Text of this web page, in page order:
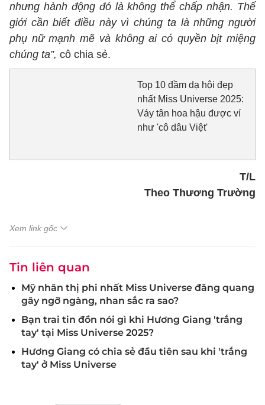
nhưng hành động đó là không thể chấp nhận. Thế
giới cần biết điều này vì chúng ta là những người
phụ nữ mạnh mẽ và không ai có quyền bịt miệng
chúng ta”, cô chia sẻ.
Top 10 đầm dạ hội đẹp
nhất Miss Universe 2025:
Váy tân hoa hậu được ví
như 'cô dâu Việt'
T/L
Theo Thương Trường
Xem link gốc
Tin liên quan
Mỹ nhân thị phi nhất Miss Universe đăng quang
gây ngỡ ngàng, nhan sắc ra sao?
Bạn trai tin đồn nói gì khi Hương Giang 'trắng
tay' tại Miss Universe 2025?
Hương Giang có chia sẻ đầu tiên sau khi 'trắng
tay' ở Miss Universe